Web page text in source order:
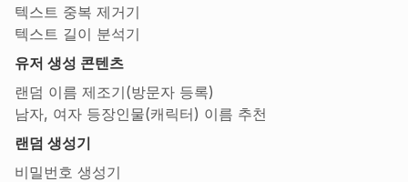
텍스트 중복 제거기
텍스트 길이 분석기
유저 생성 콘텐츠
랜덤 이름 제조기(방문자 등록)
남자, 여자 등장인물(캐릭터) 이름 추천
랜덤 생성기
비밀번호 생성기